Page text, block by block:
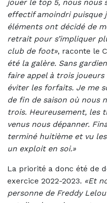
jouer le top 5, nous nous
effectif amoindri puisque
éléments ont décidé de
retrait pour s’impliquer
club de foot», raconte le
été la galère. Sans
faire appel à trois
éviter les forfaits. Je me
de fin de saison où nous
trois. Heureusement, les
venus nous dépanner.
terminé huitième et vu
un exploit en soi.»
La priorité a donc été de
exercice 2022-2023. «Et
personne de Freddy